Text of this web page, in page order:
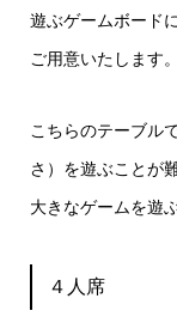
遊ぶゲームボード
ご用意いたします。
こちらのテーブル
さ）を遊ぶことが
大きなゲームを遊
４人席